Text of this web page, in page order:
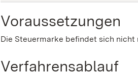
Voraussetzungen
Die Steuermarke befindet sich nicht
Verfahrensablauf